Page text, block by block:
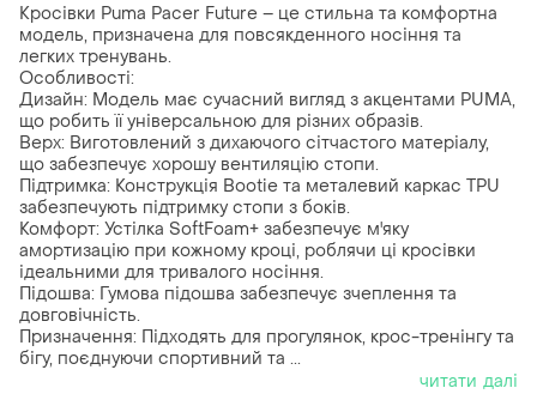
Кросівки Puma Pacer Future – це стильна та комфортна
модель, призначена для повсякденного носіння та
легких тренувань.
Особливості:
Дизайн: Модель має сучасний вигляд з акцентами PUMA,
що робить її універсальною для різних образів.
Верх: Виготовлений з дихаючого сітчастого матеріалу,
що забезпечує хорошу вентиляцію стопи.
Підтримка: Конструкція Bootie та металевий каркас TPU
забезпечують підтримку стопи з боків.
Комфорт: Устілка SoftFoam+ забезпечує м'яку
амортизацію при кожному кроці, роблячи ці кросівки
ідеальними для тривалого носіння.
Підошва: Гумова підошва забезпечує зчеплення та
довговічність.
Призначення: Підходять для прогулянок, крос-тренінгу та
бігу, поєднуючи спортивний та ...
читати далі